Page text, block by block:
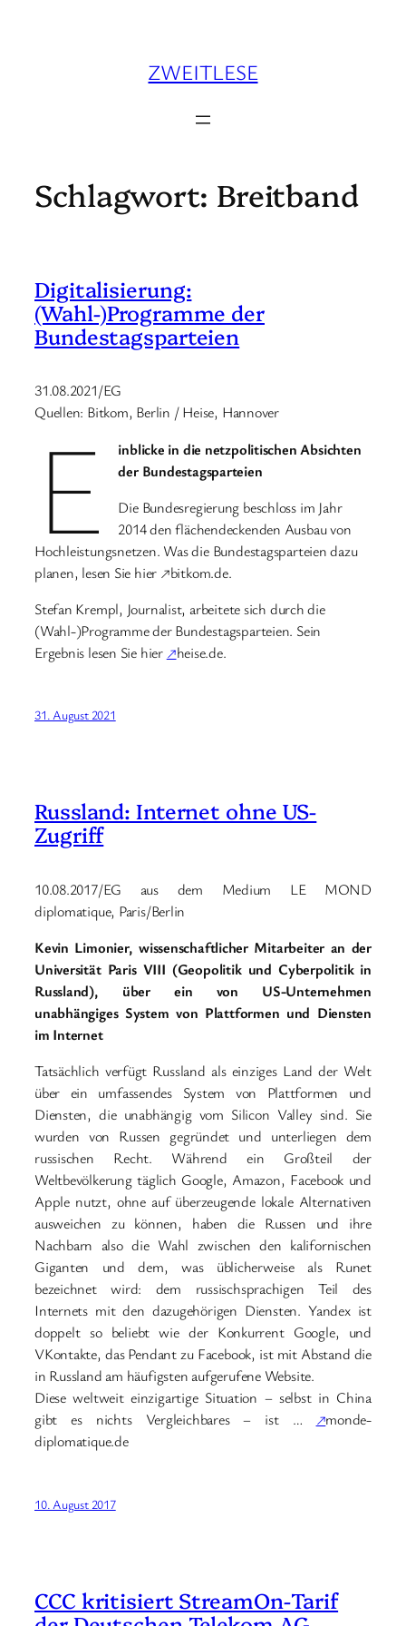
ZWEITLESE
Schlagwort: Breitband
Digitalisierung:
(Wahl-)Programme der
Bundestagsparteien
31.08.2021/EG
Quellen: Bitkom, Berlin / Heise, Hannover
E
inblicke in die netzpolitischen Absichten
der Bundestagsparteien
Die Bundesregierung beschloss im Jahr
2014 den flächendeckenden Ausbau von
Hochleistungsnetzen. Was die Bundestagsparteien dazu
planen, lesen Sie hier ↗bitkom.de.
Stefan Krempl, Journalist, arbeitete sich durch die
(Wahl-)Programme der Bundestagsparteien. Sein
Ergebnis lesen Sie hier ↗heise.de.
31. August 2021
Russland: Internet ohne US-
Zugriff
10.08.2017/EG aus dem Medium LE MOND
diplomatique, Paris/Berlin
Kevin Limonier, wissenschaftlicher Mitarbeiter an der
Universität Paris VIII (Geopolitik und Cyberpolitik in
Russland), über ein von US-Unternehmen
unabhängiges System von Plattformen und Diensten
im Internet
Tatsächlich verfügt Russland als einziges Land der Welt
über ein umfassendes System von Plattformen und
Diensten, die unabhängig vom Silicon Valley sind. Sie
wurden von Russen gegründet und unterliegen dem
russischen Recht. Während ein Großteil der
Weltbevölkerung täglich Google, Amazon, Facebook und
Apple nutzt, ohne auf überzeugende lokale Alternativen
ausweichen zu können, haben die Russen und ihre
Nachbarn also die Wahl zwischen den kalifornischen
Giganten und dem, was üblicherweise als Runet
bezeichnet wird: dem russischsprachigen Teil des
Internets mit den dazugehörigen Diensten. Yandex ist
doppelt so beliebt wie der Konkurrent Google, und
VKontakte, das Pendant zu Facebook, ist mit Abstand die
in Russland am häufigsten aufgerufene Website.
Diese weltweit einzigartige Situa­tion – selbst in China
gibt es nichts Vergleichbares – ist … ↗monde-
diplomatique.de
10. August 2017
CCC kritisiert StreamOn-Tarif